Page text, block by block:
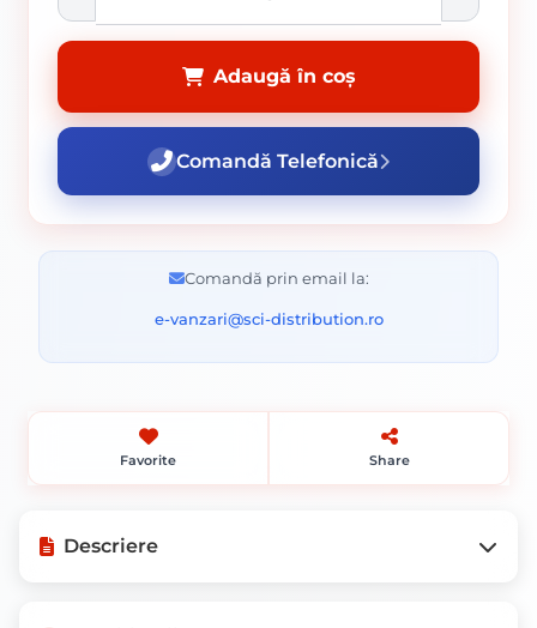
Adaugă în coș
Comandă Telefonică
Comandă prin email la:
e-vanzari@sci-distribution.ro
Favorite Share
Descriere